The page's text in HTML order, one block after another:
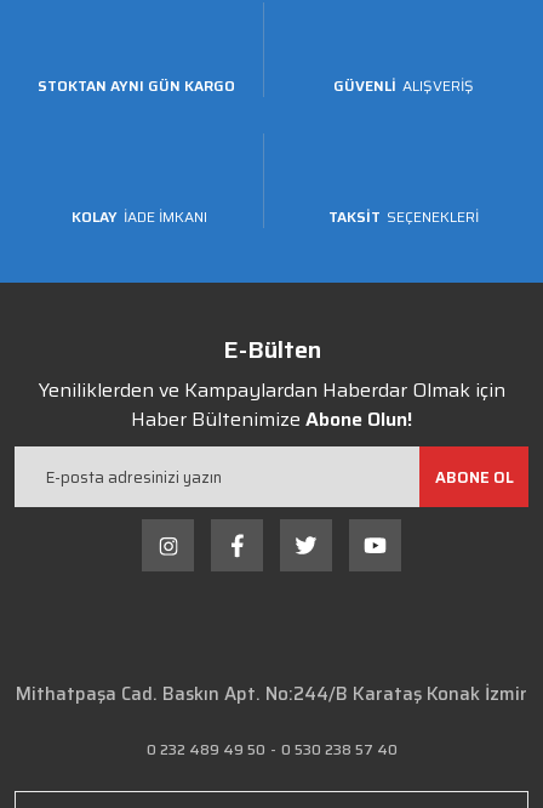
STOKTAN AYNI GÜN KARGO GÜVENLİ ALIŞVERİŞ
KOLAY İADE İMKANI TAKSİT SEÇENEKLERİ
E-Bülten
Yeniliklerden ve Kampaylardan Haberdar Olmak için
Haber Bültenimize Abone Olun!
ABONE OL
Mithatpaşa Cad. Baskın Apt. No:244/B Karataş Konak İzmir
0 232 489 49 50 - 0 530 238 57 40